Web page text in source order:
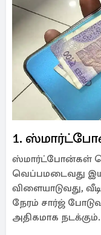
1.
ஸ்மார்ட்போன்கள்
வெப்பமடைவது
விளையாடுவது,
நேரம் சார்ஜ்
அதிகமாக நடக்கும்.